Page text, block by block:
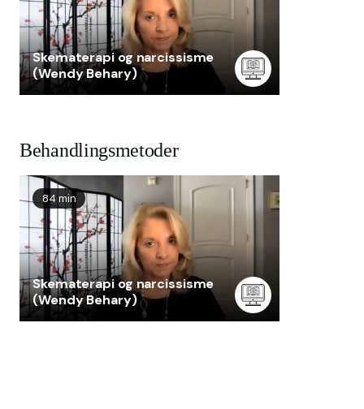
skematerapi, narcissisme, vrede og interpersonelle
relationer.
Skematerapi og narcissisme
(Wendy Behary)
Behandlingsmetoder
84 min
Skematerapi og narcissisme
(Wendy Behary)